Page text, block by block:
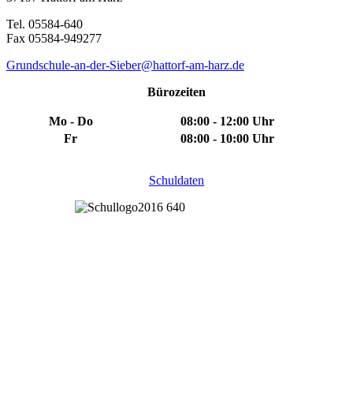
Tel. 05584-640
Fax 05584-949277
Grundschule-an-der-Sieber@hattorf-am-harz.de
Bürozeiten
Mo - Do
08:00 - 12:00 Uhr
Fr
08:00 - 10:00 Uhr
Schuldaten